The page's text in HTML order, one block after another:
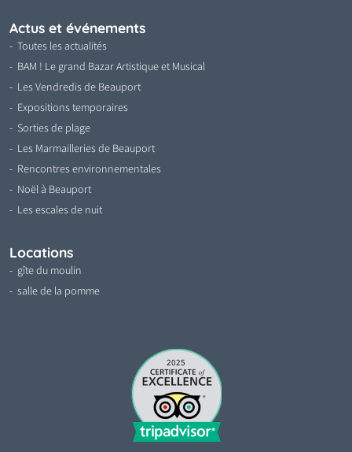
Actus et événements
Toutes les actualités
BAM ! Le grand Bazar Artistique et Musical
Les Vendredis de Beauport
Expositions temporaires
Sorties de plage
Les Marmailleries de Beauport
Rencontres environnementales
Noël à Beauport
Les escales de nuit
Locations
gîte du moulin
salle de la pomme
2025